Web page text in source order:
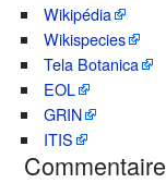
Wikipédia
Wikispecies
Tela Botanica
EOL
GRIN
ITIS